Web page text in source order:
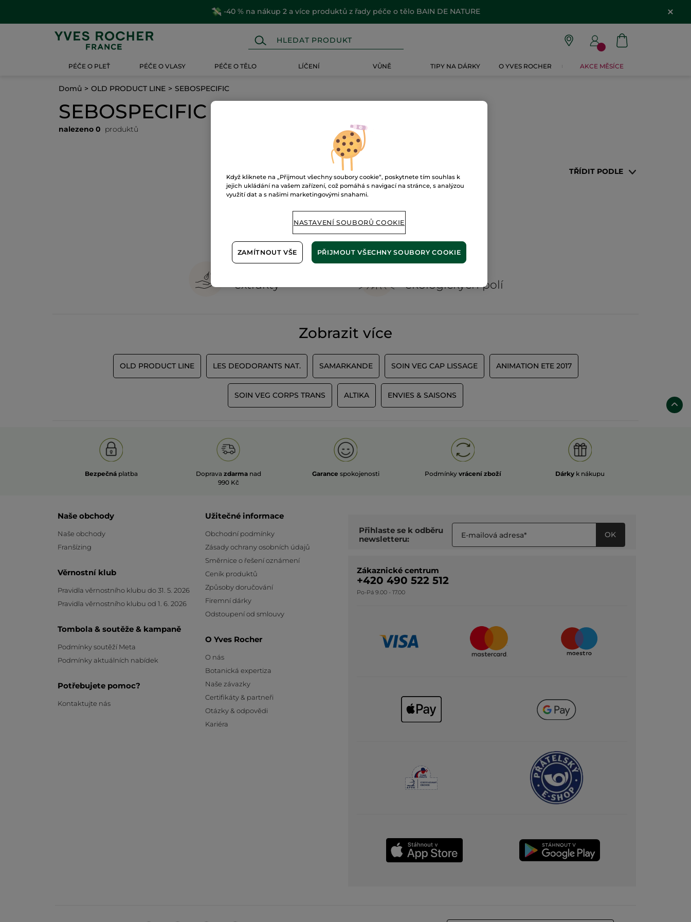
-40 % na nákup 2 a více produktů z řady péče o tělo BAIN DE NATURE
PÉČE O PLEŤ PÉČE O VLASY PÉČE O TĚLO LÍČENÍ VŮNĚ TIPY NA DÁRKY O YVES ROCHER AKCE MĚSÍCE
Domů OLD PRODUCT LINE SEBOSPECIFIC
SEBOSPECIFIC
nalezeno 0 produktů
TŘÍDIT PODLE
extrakty
ekologických polí
Zobrazit více
OLD PRODUCT LINE LES DEODORANTS NAT. SAMARKANDE SOIN VEG CAP LISSAGE ANIMATION ETE 2017
SOIN VEG CORPS TRANS ALTIKA ENVIES & SAISONS
Bezpečná platba Doprava zdarma nad
990 Kč
Garance spokojenosti Podmínky vrácení zboží Dárky k nákupu
Naše obchody
Naše obchody
Franšízing
Věrnostní klub
Pravidla věrnostního klubu do 31. 5. 2026
Pravidla věrnostního klubu od 1. 6. 2026
Tombola & soutěže & kampaně
Podmínky soutěží Meta
Podmínky aktuálních nabídek
Potřebujete pomoc?
Kontaktujte nás
Užitečné informace
Obchodní podmínky
Zásady ochrany osobních údajů
Směrnice o řešení oznámení
Ceník produktů
Způsoby doručování
Firemní dárky
Odstoupení od smlouvy
O Yves Rocher
O nás
Botanická expertiza
Naše závazky
Certifikáty & partneři
Otázky & odpovědi
Kariéra
Přihlaste se k odběru
newsletteru:
OK
Zákaznické centrum
+420 490 522 512
Po-Pá 9.00 - 17.00
Když kliknete na „Přijmout všechny soubory cookie“, poskytnete tím souhlas k
jejich ukládání na vašem zařízení, což pomáhá s navigací na stránce, s analýzou
využití dat a s našimi marketingovými snahami.
NASTAVENÍ SOUBORŮ COOKIE
ZAMÍTNOUT VŠE PŘIJMOUT VŠECHNY SOUBORY COOKIE